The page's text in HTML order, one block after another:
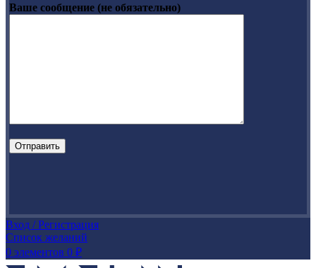
Ваше сообщение (не обязательно)
Вход / Регистрация
Список желаний
0 элементов 0 ₽